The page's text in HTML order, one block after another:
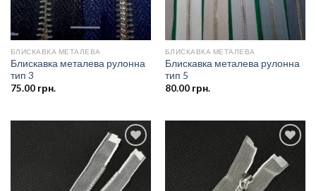
БЛИСКАВКА МЕТАЛЕВА
Блискавка металева рулонна
тип 3
75.00грн.
БЛИСКАВКА МЕТАЛЕВА
Блискавка металева рулонна
тип 5
80.00грн.
Додати
до
списку
бажань
Додати
до
списку
бажань